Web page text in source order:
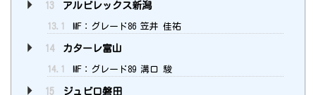
13 アルビレックス新潟
13.1 MF：グレード86 笠井 佳祐
14 カターレ富山
14.1 MF：グレード89 溝口 駿
15 ジュビロ磐田